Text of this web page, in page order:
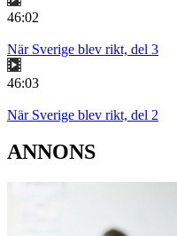
46:02
När Sverige blev rikt, del 3
46:03
När Sverige blev rikt, del 2
ANNONS